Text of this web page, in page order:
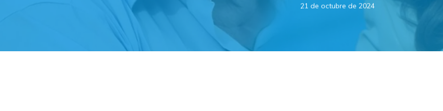
21 de octubre de 2024